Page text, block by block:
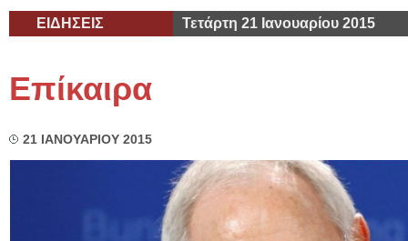
ΕΙΔΗΣΕΙΣ Τετάρτη 21 Ιανουαρίου 2015
Επίκαιρα
21 ΙΑΝΟΥΑΡΙΟΥ 2015